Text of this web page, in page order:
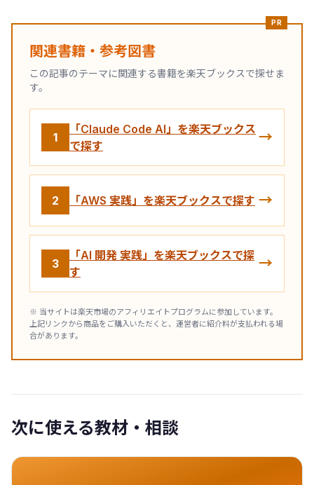
PR
関連書籍・参考図書
この記事のテーマに関連する書籍を楽天ブックスで探せま
す。
1
「Claude Code AI」を楽天ブックス
で探す
→
2 「AWS 実践」を楽天ブックスで探す →
3
「AI 開発 実践」を楽天ブックスで探
す
→
※ 当サイトは楽天市場のアフィリエイトプログラムに参加しています。
上記リンクから商品をご購入いただくと、運営者に紹介料が支払われる場
合があります。
次に使える教材・相談